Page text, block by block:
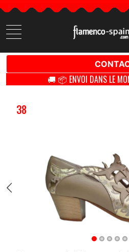
Cherchez
des
🚚 📦 ENVOI DANS LE
38